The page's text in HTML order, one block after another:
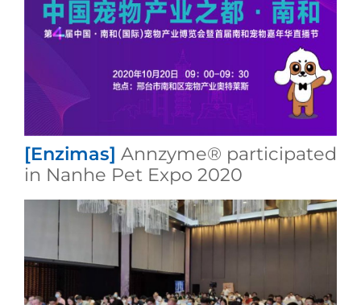
[Enzimas] Annzyme® participated
in Nanhe Pet Expo 2020